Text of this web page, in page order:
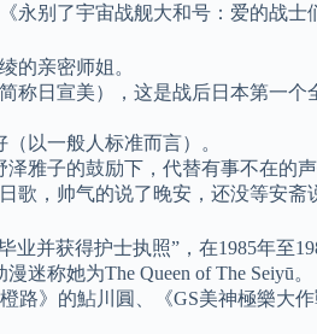
别了宇宙战舰大和号：爱的战士
的亲密师姐。
称日宣美），这是战后日本第一
以一般人标准而言）。
雅子的鼓励下，代替有事不在的
，帅气的说了晚安，还没等安斋
并获得护士执照”，在1985年
称她为The Queen of The Seiyū
路》的鮎川圓、《GS美神極樂大